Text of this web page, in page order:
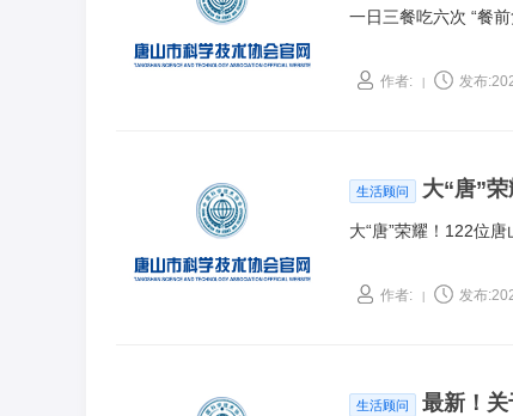
一日三餐吃六次 “餐
作者: 发布
生活顾问 大“唐”
大“唐”荣耀！122位
作者: 发布
生活顾问 最新！